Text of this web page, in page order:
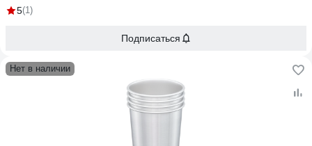
5(1)
Подписаться
Нет в наличии